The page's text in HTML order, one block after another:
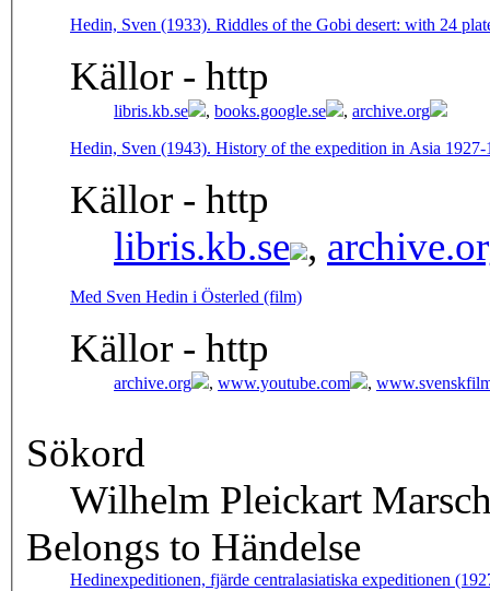
Hedin, Sven (1933). Riddles of the Gobi desert: with 24
Källor - http
libris.kb.se , books.google.se , archive.org
Hedin, Sven (1943). History of the expedition in Asia
Källor - http
libris.kb.se ,
Med Sven Hedin i Österled (film)
Källor - http
archive.org , www.youtube.com ,
Sökord
Wilhelm Pleickart
Belongs to Händelse
Hedinexpeditionen, fjärde centralasiatiska expeditionen